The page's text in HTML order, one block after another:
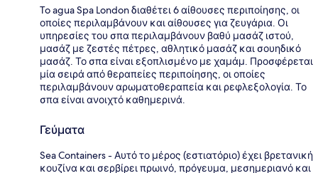
To agua Spa London διαθέτει 6 αίθουσες περιποίησης, οι
οποίες περιλαμβάνουν και αίθουσες για ζευγάρια. Οι
υπηρεσίες του σπα περιλαμβάνουν βαθύ μασάζ ιστού,
μασάζ με ζεστές πέτρες, αθλητικό μασάζ και σουηδικό
μασάζ. Το σπα είναι εξοπλισμένο με χαμάμ. Προσφέρεται
μία σειρά από θεραπείες περιποίησης, οι οποίες
περιλαμβάνουν αρωματοθεραπεία και ρεφλεξολογία. Το
σπα είναι ανοιχτό καθημερινά.
Γεύματα
Sea Containers - Αυτό το μέρος (εστιατόριο) έχει βρετανική
κουζίνα και σερβίρει πρωινό, πρόγευμα, μεσημεριανό και